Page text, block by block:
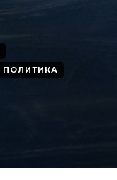
ПОЛИТИКА